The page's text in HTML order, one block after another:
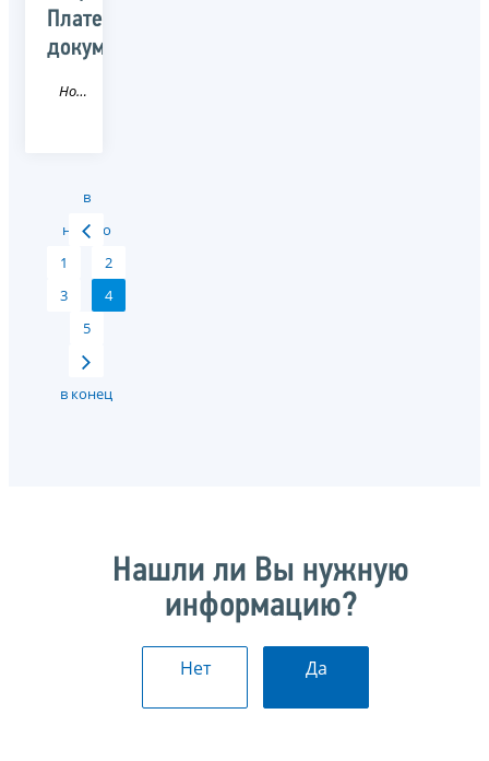
Платежные
документы»
Новость
в
начало
1
2
3
4
5
в конец
Нашли ли Вы нужную
информацию?
Нет Да